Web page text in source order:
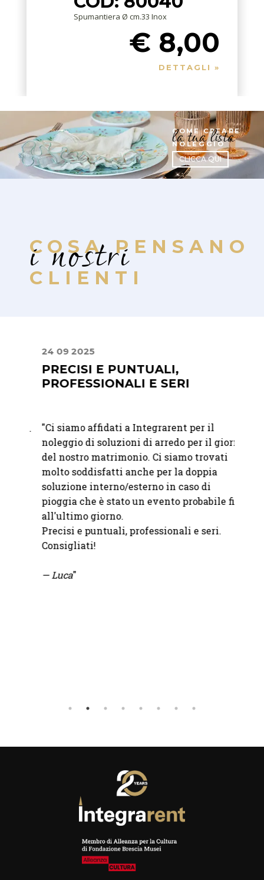
Spumantiera Ø cm.33 Inox
€ 8,00
DETTAGLI »
COME CREARE
la tua lista
NOLEGGIO
CLICCA QUI
COSA PENSANO
i nostri
CLIENTI
24 09 2025
PRECISI E PUNTUALI,
PROFESSIONALI E SERI
Ci siamo affidati a Integrarent per il
noleggio di soluzioni di arredo per il giorno
del nostro matrimonio. Ci siamo trovati
molto soddisfatti anche per la doppia
soluzione interno/esterno in caso di
pioggia che è stato un evento probabile fino
all'ultimo giorno.
Precisi e puntuali, professionali e seri.
Consigliati!
— Luca"